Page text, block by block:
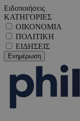
Ειδοποιήσεις
ΚΑΤΗΓΟΡΙΕΣ
ΟΙΚΟΝΟΜΙΑ
ΠΟΛΙΤΙΚΗ
ΕΙΔΗΣΕΙΣ